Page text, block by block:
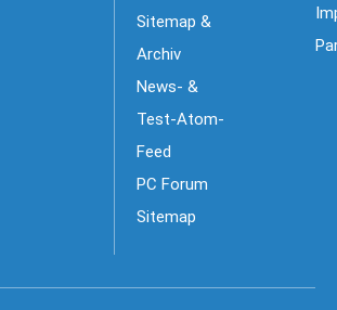
Sitemap &
Archiv
News- &
Test-Atom-
Feed
PC Forum
Sitemap